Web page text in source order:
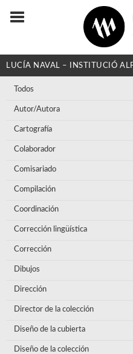
LUCÍA NAVAL – INSTITUCIÓ
Todos
Autor/Autora
Cartografía
Colaborador
Comisariado
Compilación
Coordinación
Corrección lingüística
Corrección
Dibujos
Dirección
Director de la colección
Diseño de la cubierta
Diseño de la colección